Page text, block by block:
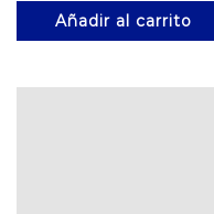
Añadir al carrito